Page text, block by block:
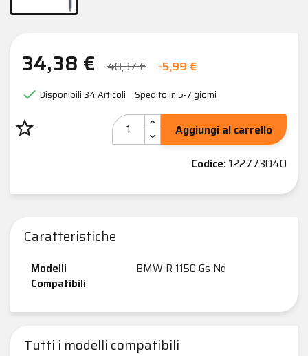
34,38 € 40,37 € -5,99 €
 Disponibili34 Articoli Spedito in 5-7 giorni
star_border
Aggiungi al carrello
Codice:122773040
Caratteristiche
Modelli
Compatibili
BMW R 1150 Gs Nd
Tutti i modelli compatibili